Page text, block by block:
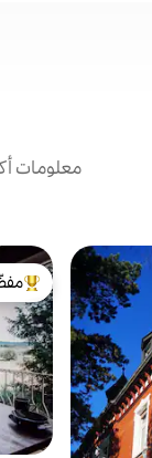
معلومات
من